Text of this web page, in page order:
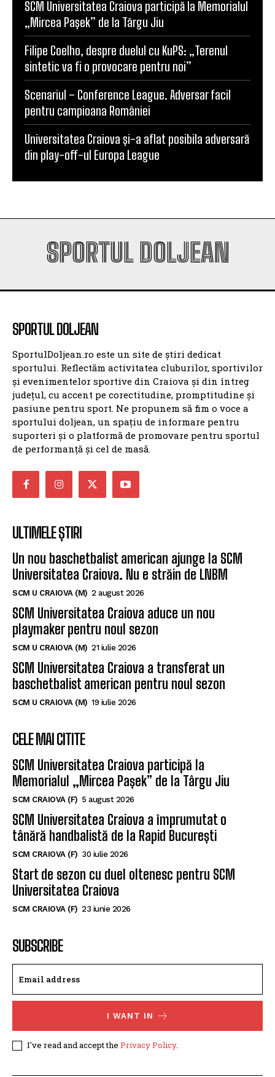
Universitatea Craiova, egal în Finlanda cu KuPS.
Calificarea se decide în Bănie
SCM Universitatea Craiova participă la Memorialul
„Mircea Pașek” de la Târgu Jiu
Filipe Coelho, despre duelul cu KuPS: „Terenul
sintetic va fi o provocare pentru noi”
Scenariul – Conference League. Adversar facil
pentru campioana României
Universitatea Craiova și-a aflat posibila adversară
SPORTUL DOLJEAN
SPORTUL DOLJEAN
SportulDoljean.ro este un site de știri dedicat
sportului. Reflectăm activitatea cluburilor, sportivilor
și evenimentelor sportive din Craiova și din întreg
județul, cu accent pe corectitudine, promptitudine și
pasiune pentru sport. Ne propunem să fim o voce a
sportului doljean, un spațiu de informare pentru
suporteri și o platformă de promovare pentru sportul
de performanță și cel de masă.
ULTIMELE ȘTIRI
Un nou baschetbalist american ajunge la SCM
Universitatea Craiova. Nu e străin de LNBM
SCM U CRAIOVA (M)
SCM Universitatea Craiova aduce un nou
playmaker pentru noul sezon
21 iulie 2026
baschetbalist american pentru noul sezon
CELE MAI CITITE
SCM Universitatea Craiova participă la
Memorialul „Mircea Pașek” de la Târgu Jiu
SCM Universitatea Craiova a împrumutat o
tânără handbalistă de la Rapid București
Universitatea Craiova
SUBSCRIBE